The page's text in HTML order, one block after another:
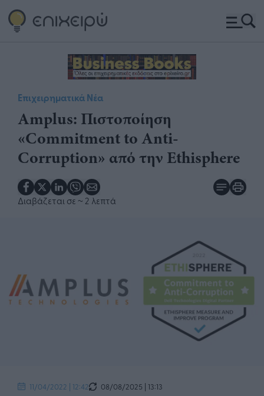
Επιχειρηματικά Νέα
Amplus: Πιστοποίηση
«Commitment to Anti-
Corruption» από την Ethisphere
Διαβάζεται σε ~ 2 λεπτά
11/04/2022 | 12:42
08/08/2025 | 13:13